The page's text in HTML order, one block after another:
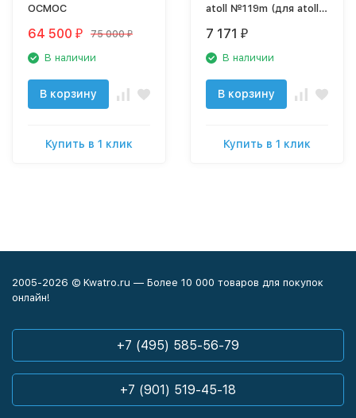
ОСМОС
64 500 ₽ 75 000 ₽
В наличии
В корзину
Купить в 1 клик
atoll №119m (для atoll
7 171 ₽
В наличии
В корзину
Купить в 1 клик
2005-2026 © Kwatro.ru — Более 10 000 товаров для покупок
онлайн!
+7 (495) 585-56-79
+7 (901) 519-45-18